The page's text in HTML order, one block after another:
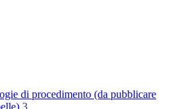
di procedimento (da pubblicare